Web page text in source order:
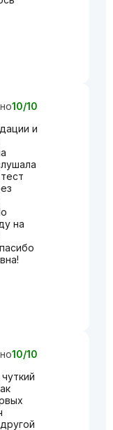
10/10
и
на
10/10